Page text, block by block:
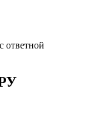
ответной